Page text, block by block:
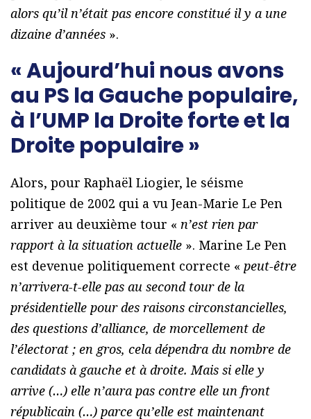
alors qu’il n’était pas encore constitué il y a une
dizaine d’années ».
« Aujourd’hui nous avons
au PS la Gauche populaire,
à l’UMP la Droite forte et la
Droite populaire »
Alors, pour Raphaël Liogier, le séisme
politique de 2002 qui a vu Jean-Marie Le Pen
arriver au deuxième tour « n’est rien par
rapport à la situation actuelle ». Marine Le Pen
est devenue politiquement correcte « peut-être
n’arrivera-t-elle pas au second tour de la
présidentielle pour des raisons circonstancielles,
des questions d’alliance, de morcellement de
l’électorat ; en gros, cela dépendra du nombre de
candidats à gauche et à droite. Mais si elle y
arrive (…) elle n’aura pas contre elle un front
républicain (…) parce qu’elle est maintenant